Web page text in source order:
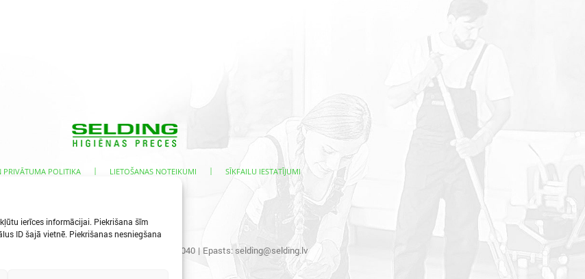
ierīces informācijai. Piekrišana šīm
ID šajā vietnē. Piekrišanas nesniegšana
PRIVĀTUMA POLITIKA | LIETOŠANAS NOTEIKUMI | SĪKFAILU IESTATĪJUMI
29400040 | Epasts: selding@selding.lv